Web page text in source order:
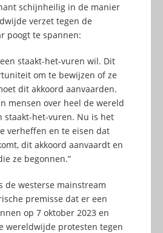
schijnheilig in de manier
verzet tegen de
poogt te spannen:
staakt-het-vuren wil. Dit
om te bewijzen of ze
dit akkoord aanvaarden.
mensen over heel de wereld
staakt-het-vuren. Nu is het
verheffen en te eisen dat
dit akkoord aanvaardt en
ze begonnen.”
de westerse mainstream
premisse dat er een
op 7 oktober 2023 en
wereldwijde protesten tegen